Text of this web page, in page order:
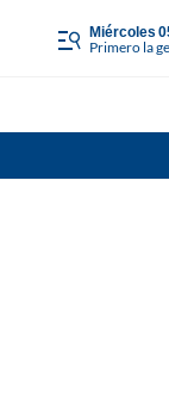
miércoles
Primero la